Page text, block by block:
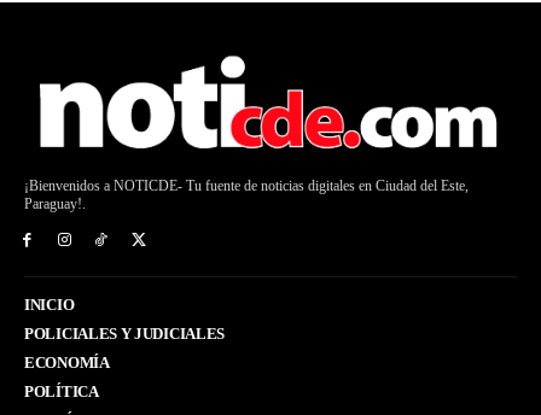
¡Bienvenidos a NOTICDE- Tu fuente de noticias digitales en Ciudad del Este,
Paraguay!.
INICIO
POLICIALES Y JUDICIALES
ECONOMÍA
POLÍTICA